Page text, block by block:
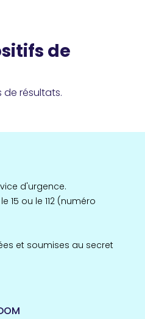
de
de résultats.
d'urgence.
15 ou le 112 (numéro
et soumises au secret